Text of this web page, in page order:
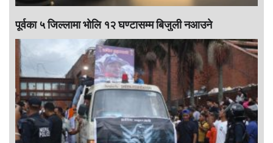
पूर्वका ५ जिल्लामा भाेलि १२ घण्टासम्म बिजुली नआउने